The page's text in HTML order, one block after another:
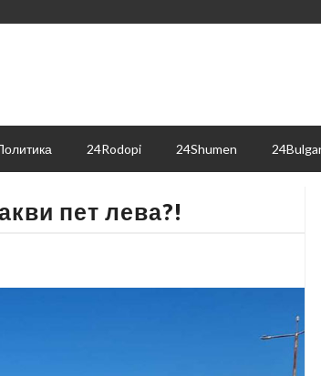
24Rodopi 24Shumen
пет лева?!